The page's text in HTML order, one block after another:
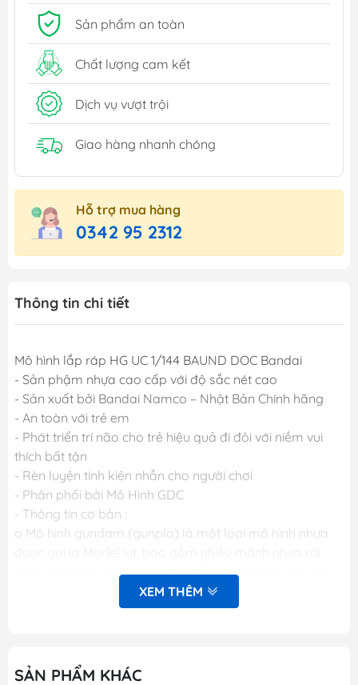
Sản phẩm an toàn
Chất lượng cam kết
Dịch vụ vượt trội
Giao hàng nhanh chóng
Hỗ trợ mua hàng
0342 95 2312
Thông tin chi tiết
Mô hình lắp ráp HG UC 1/144 BAUND DOC Bandai
- Sản phậm nhựa cao cấp với độ sắc nét cao
- Sản xuất bởi Bandai Namco – Nhật Bản Chính hãng
- An toàn với trẻ em
- Phát triển trí não cho trẻ hiệu quả đi đôi với niềm vui
thích bất tận
- Rèn luyện tính kiên nhẫn cho người chơi
- Phân phối bởi Mô Hình GDC
- Thông tin cơ bản :
o Mô hình gundam (gunpla) là một loại mô hình nhựa
được gọi là part (bộ phận), khi lắp ráp các part lại với
nhau sẽ được mô hình hoàn chỉnh. Các mảnh nhựa rời
này được gắn trên khung nhựa gọi là runner. Mỗi một
trong giới thiệu sơ lược về mẫu Gundam trong hộp và
XEM THÊM
SẢN PHẨM KHÁC